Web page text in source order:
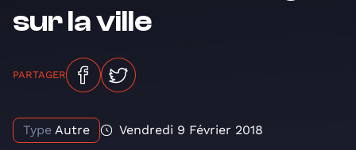
sur la ville
PARTAGER
Type Autre Vendredi 9 Février 2018